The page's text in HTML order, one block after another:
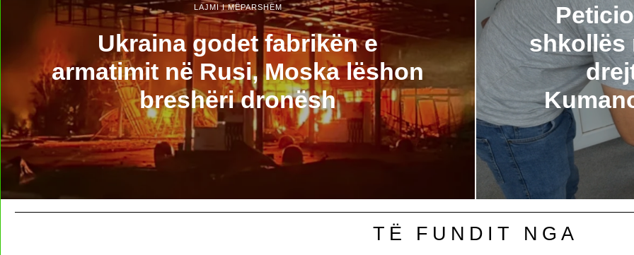
LAJMI I MËPARSHËM
Ukraina godet fabrikën e
armatimit në Rusi, Moska lëshon
breshëri dronësh
shkollës
TË FUNDIT NGA